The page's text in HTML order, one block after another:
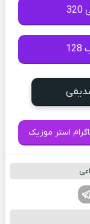
استر موزیک
لینکدین